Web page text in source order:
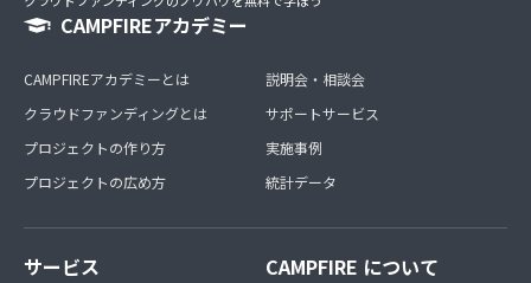
CAMPFIREアカデミー
CAMPFIREアカデミーとは
クラウドファンディングとは
プロジェクトの作り方
プロジェクトの広め方
説明会・相談会
サポートサービス
実施事例
統計データ
サービス CAMPFIRE について